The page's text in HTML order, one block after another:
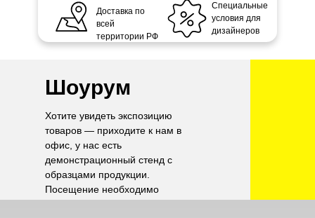
Доставка по
всей
территории РФ
Специальные
условия для
дизайнеров
Шоурум
Хотите увидеть экспозицию
товаров — приходите к нам в
офис, у нас есть
демонстрационный стенд с
образцами продукции.
Посещение необходимо